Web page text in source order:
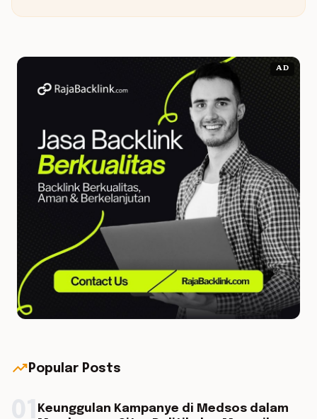
AD
trending_up Popular Posts
Keunggulan Kampanye di Medsos dalam